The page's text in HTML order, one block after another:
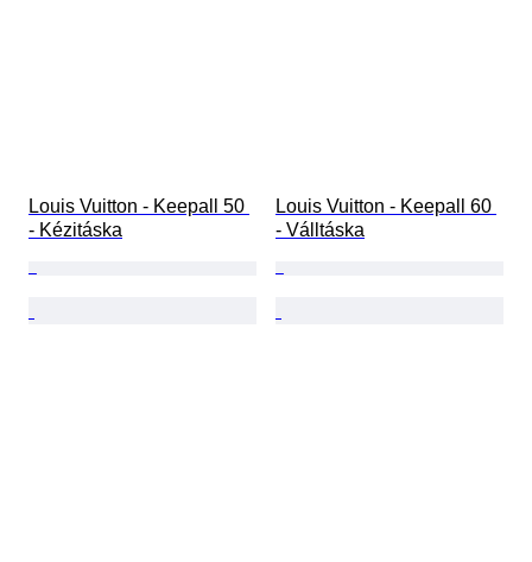
Louis Vuitton - Keepall 50
- Kézitáska
Louis Vuitton - Keepall 60
- Válltáska